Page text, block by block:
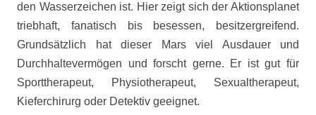
den Wasserzeichen ist. Hier zeigt sich der Aktionsplanet
triebhaft, fanatisch bis besessen, besitzergreifend.
Grundsätzlich hat dieser Mars viel Ausdauer und
Durchhaltevermögen und forscht gerne. Er ist gut für
Sporttherapeut, Physiotherapeut, Sexualtherapeut,
Kieferchirurg oder Detektiv geeignet.